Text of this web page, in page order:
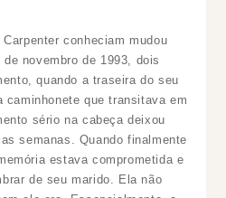
conheciam mudou
novembro de 1993, dois
quando a traseira do seu
caminhonete que transitava em
sério na cabeça deixou
semanas. Quando finalmente
estava comprometida e
de seu marido. Ela não